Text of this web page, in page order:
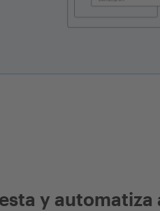
y automatiza